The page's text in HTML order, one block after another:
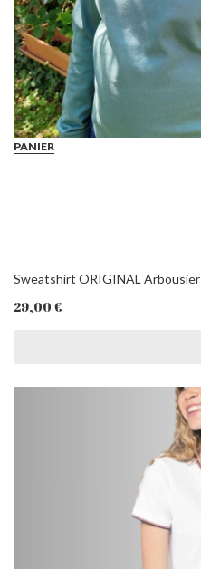
PANIER
Sweatshirt ORIGINAL Arbousier
29,00 €